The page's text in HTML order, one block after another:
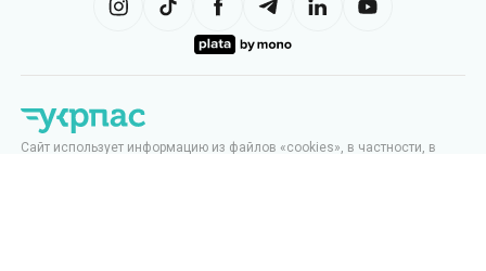
Сайт использует информацию из файлов «cookies», в частности, в